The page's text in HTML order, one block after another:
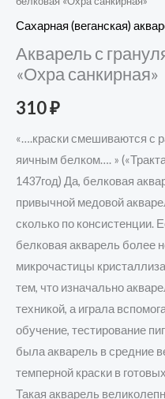
Сахарная (веганская)
Акварель с
«Охра санкирная»
310₽
«….краски смешиваются с
яичным белком…. »
1437год) Да, белковая
привычной медовой
сколько по консистенции.
белковая акварель более
микрочастицы
тем, что изначально
техникой, а играла
обучение, тестирование
была акварель в средние
темперной краски в
Такая акварель